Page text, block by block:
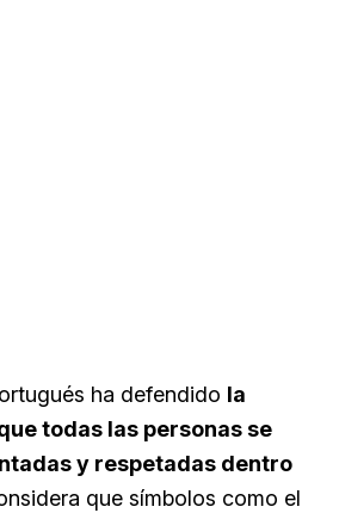
ha defendido la
todas las personas se
y respetadas dentro
que símbolos como el